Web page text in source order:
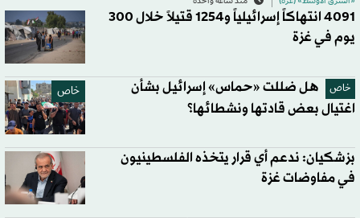
4091 انتهاكاً إسرائيلياً و1254 قتيلاً خلال 300
يوم في غزة
خاص خاص
هل ضللت «حماس» إسرائيل بشأن
اغتيال بعض قادتها ونشطائها؟
بزشكيان: ندعم أي قرار يتخذه الفلسطينيون
في مفاوضات غزة